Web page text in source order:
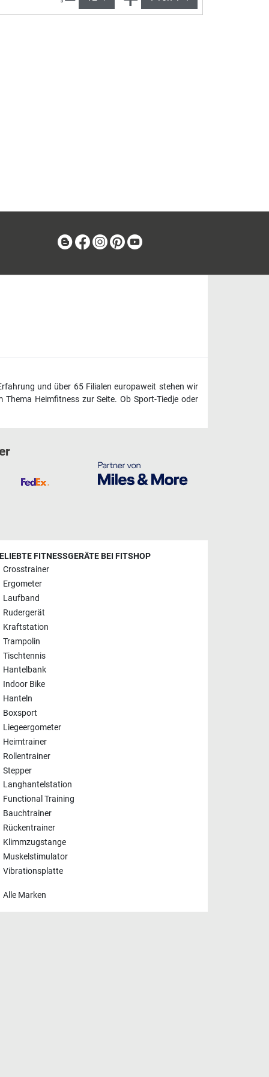
BlogFacebook
Instagram
Pinterest
und über 65 Filialen europaweit stehen wir
Heimfitness zur Seite. Ob Sport-Tiedje oder
FITNESSGERÄTE BEI FITSHOP
Crosstrainer
Ergometer
Laufband
Rudergerät
Kraftstation
Trampolin
Tischtennis
Hantelbank
Indoor Bike
Hanteln
Boxsport
Liegeergometer
Heimtrainer
Rollentrainer
Stepper
Langhantelstation
Functional Training
Bauchtrainer
Rückentrainer
Klimmzugstange
Muskelstimulator
Vibrationsplatte
Alle Marken